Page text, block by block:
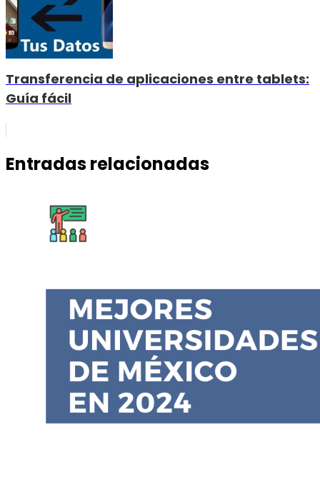
Transferencia de aplicaciones entre tablets:
Guía fácil
Entradas relacionadas